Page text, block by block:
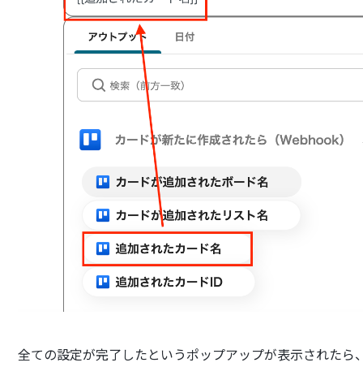
全ての設定が完了したというポップアップが表示された